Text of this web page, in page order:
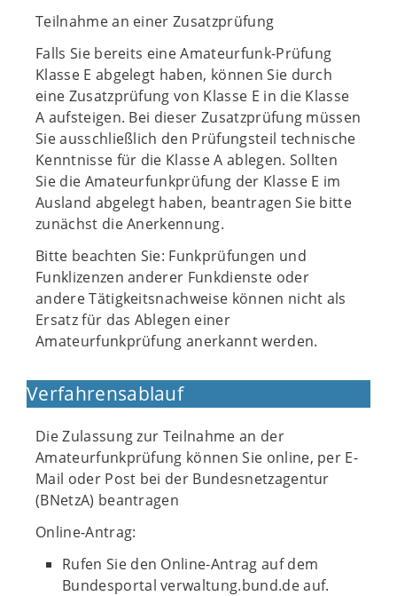
Teilnahme an einer Zusatzprüfung
Falls Sie bereits eine Amateurfunk-Prüfung
Klasse E abgelegt haben, können Sie durch
eine Zusatzprüfung von Klasse E in die Klasse
A aufsteigen. Bei dieser Zusatzprüfung müssen
Sie ausschließlich den Prüfungsteil technische
Kenntnisse für die Klasse A ablegen. Sollten
Sie die Amateurfunkprüfung der Klasse E im
Ausland abgelegt haben, beantragen Sie bitte
zunächst die Anerkennung.
Bitte beachten Sie: Funkprüfungen und
Funklizenzen anderer Funkdienste oder
andere Tätigkeitsnachweise können nicht als
Ersatz für das Ablegen einer
Amateurfunkprüfung anerkannt werden.
Verfahrensablauf
Die Zulassung zur Teilnahme an der
Amateurfunkprüfung können Sie online, per E-
Mail oder Post bei der Bundesnetzagentur
(BNetzA) beantragen
Online-Antrag:
Rufen Sie den Online-Antrag auf dem
Bundesportal verwaltung.bund.de auf.